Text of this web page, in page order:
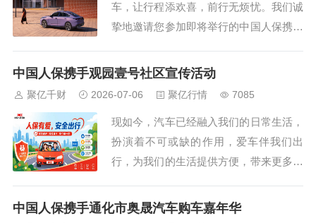
现场而奔波劳...
车，让行程添欢喜，前行无烦忧。我们诚
挚地邀请您参加即将举行的中国人保携手
活动。在这里，您将领略到不一样的参观
地进入本次车展直播间。无需再为赶赴车
展现场而奔波...
中国人保携手观园壹号社区宣传活动
聚亿千财 2026-07-06 聚亿行情 7085
现如今，汽车已经融入我们的日常生活，
扮演着不可或缺的作用，爱车伴我们出
行，为我们的生活提供方便，带来更多美
位车主都渴望在驾驶过程中拥有安全、便
中国人保携手通化市奥晟汽车购车嘉年华